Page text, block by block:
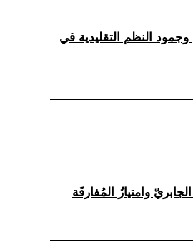
وجمود النظم التقليدية في